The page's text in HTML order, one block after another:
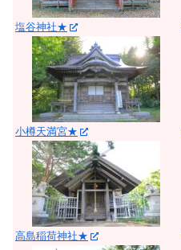
塩谷神社★
小樽天満宮★
高島稲荷神社★